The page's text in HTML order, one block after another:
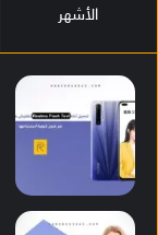
الأشهر